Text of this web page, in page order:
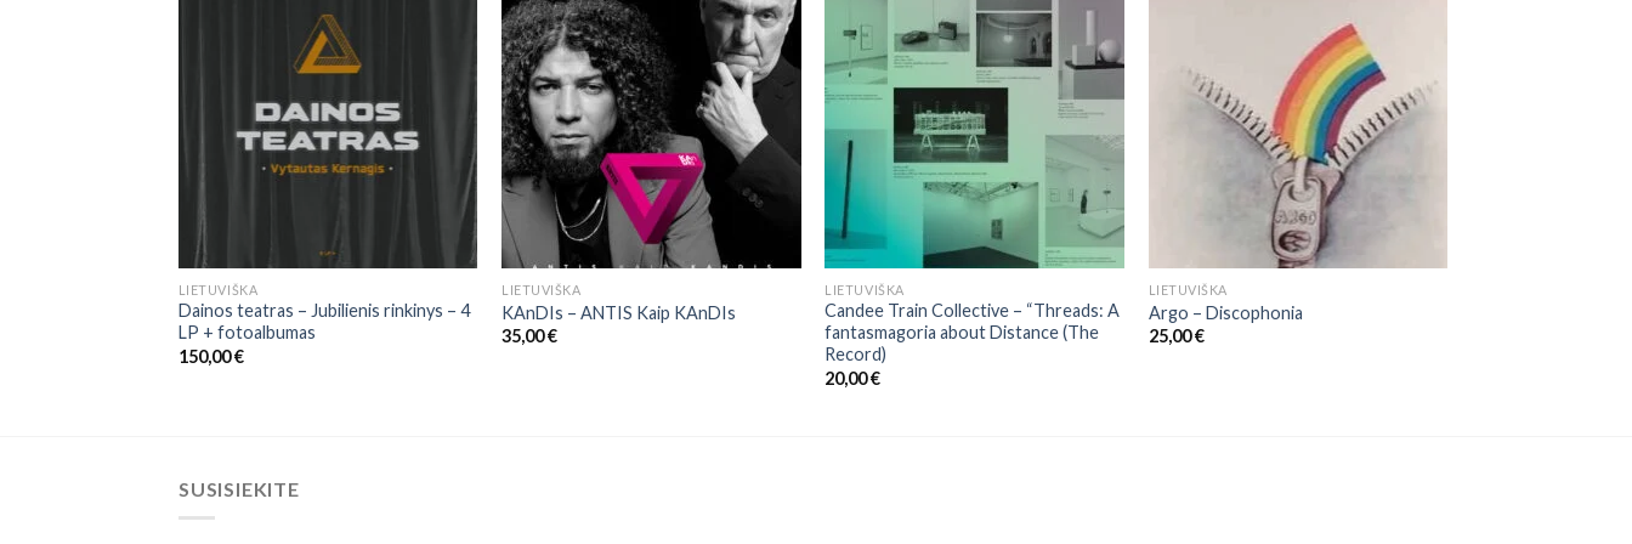
LIETUVIŠKA
Dainos teatras – Jubilienis rinkinys – 4
LP + fotoalbumas
150,00€
LIETUVIŠKA
KAnDIs – ANTIS Kaip KAnDIs
35,00€
LIETUVIŠKA
Candee Train Collective ‎– “Threads: A
fantasmagoria about Distance (The
Record)
20,00€
LIETUVIŠKA
Argo – Discophonia
25,00€
SUSISIEKITE